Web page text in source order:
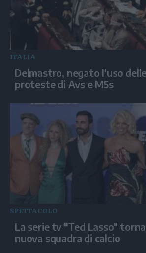
ITALIA
Delmastro, negato l'uso
proteste di Avs e M5s
SPETTACOLO
La serie tv "Ted Lasso"
nuova squadra di calcio